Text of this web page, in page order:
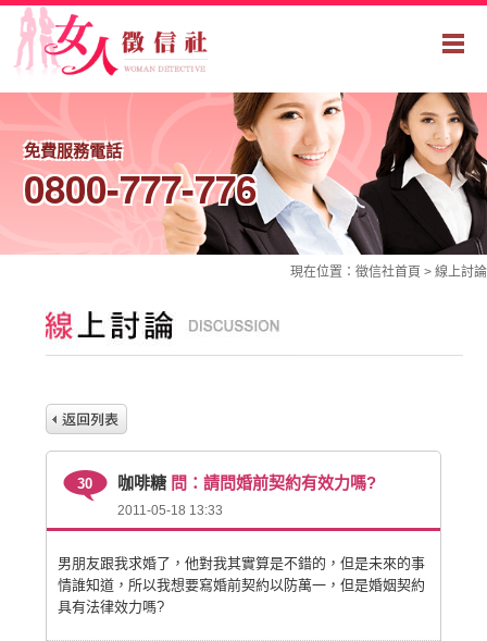
免費服務電話
0800-777-776
現在位置： 徵信社首頁 > 線上討論
30 咖啡糖 問：請問婚前契約有效力嗎?
2011-05-18 13:33
男朋友跟我求婚了，他對我其實算是不錯的，但是未來的事
情誰知道，所以我想要寫婚前契約以防萬一，但是婚姻契約
具有法律效力嗎?